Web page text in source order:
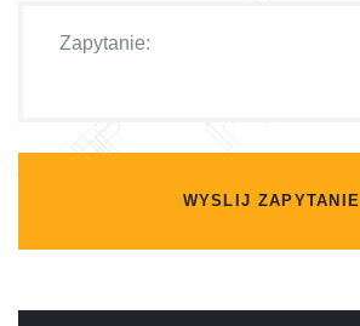
WYSLIJ ZAPYTANIE